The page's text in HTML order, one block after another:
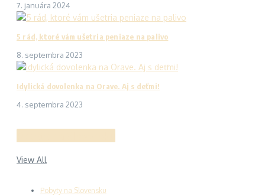
7. januára 2024
5 rád, ktoré vám ušetria peniaze na palivo
8. septembra 2023
Idylická dovolenka na Orave. Aj s deťmi!
4. septembra 2023
View All
Pobyty na Slovensku